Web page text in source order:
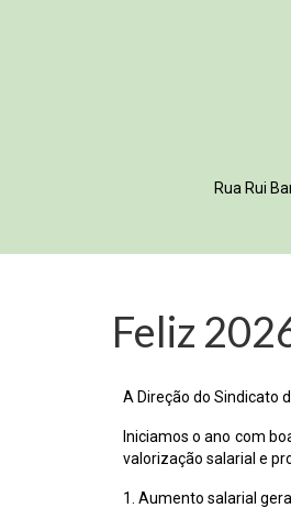
Rua Rui
Feliz
A Direção do Sindicato
Iniciamos o ano com
valorização salarial e
1. Aumento salarial